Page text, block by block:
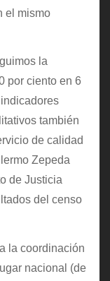
el mismo
la
por ciento en 6
también
de calidad
Zepeda
de Justicia
del censo
la coordinación
nacional (de